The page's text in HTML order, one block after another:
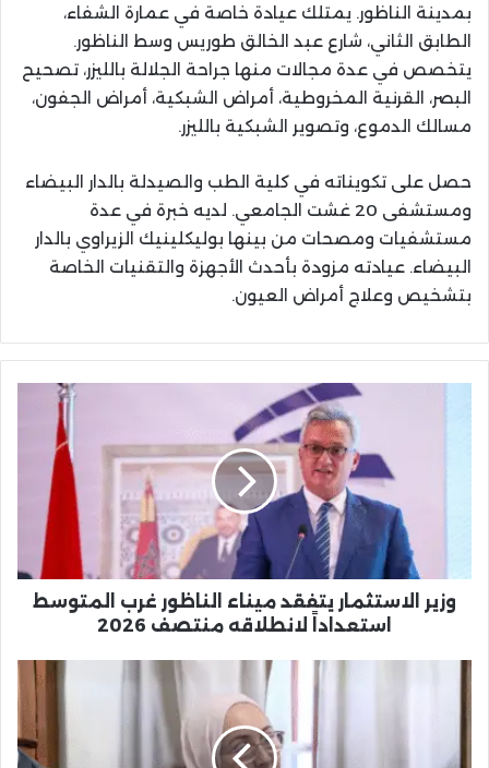
بمدينة الناظور. يمتلك عيادة خاصة في عمارة الشفاء،
الطابق الثاني، شارع عبد الخالق طوريس وسط الناظور.
يتخصص في عدة مجالات منها جراحة الجلالة بالليزر، تصحيح
البصر، القرنية المخروطية، أمراض الشبكية، أمراض الجفون،
مسالك الدموع، وتصوير الشبكية بالليزر.
حصل على تكويناته في كلية الطب والصيدلة بالدار البيضاء
ومستشفى 20 غشت الجامعي. لديه خبرة في عدة
مستشفيات ومصحات من بينها بوليكلينيك الزيراوي بالدار
البيضاء. عيادته مزودة بأحدث الأجهزة والتقنيات الخاصة
بتشخيص وعلاج أمراض العيون.
لانطلاقه
منتصف
وزير الاستثمار يتفقد ميناء الناظور غرب المتوسط
استعداداً لانطلاقه منتصف 2026
النائبة
خنيتي
من